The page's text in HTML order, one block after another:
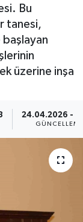
Bu
tanesi,
üzerine inşa
24.04.2026 -